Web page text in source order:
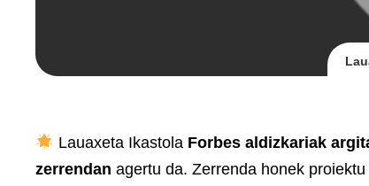
Lauaxeta Ikastola Forbes aldizkariak
zerrendan agertu da. Zerrenda honek